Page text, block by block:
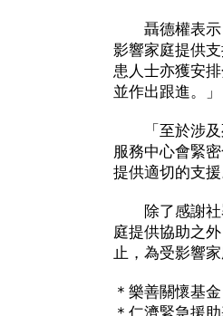
聶德權表示
影響家庭提供
患人士亦獲安
並作出跟進。」
「至於涉及
服務中心會緊
提供適切的支援
除了感謝社
庭提供協助之
止，為受影響
＊樂善關懷基